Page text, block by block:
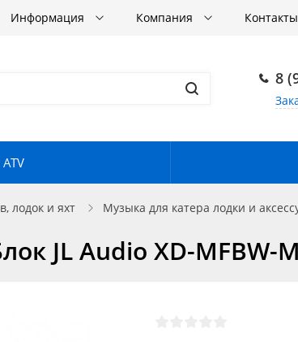
Информация Компания Контакты
8
лодок и яхт Музыка для катера лодки и
JL Audio XD-MFBW-